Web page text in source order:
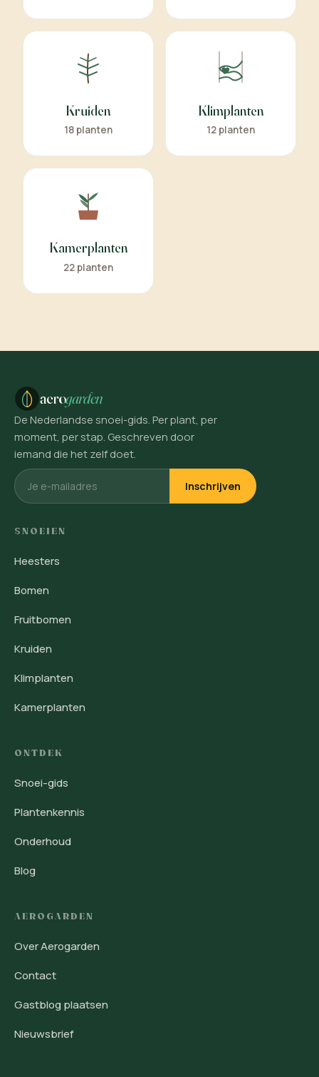
Kruiden
18 planten
Klimplanten
12 planten
Kamerplanten
22 planten
aerogarden
De Nederlandse snoei-gids. Per plant, per
moment, per stap. Geschreven door
iemand die het zelf doet.
Inschrijven
SNOEIEN
Heesters
Bomen
Fruitbomen
Kruiden
Klimplanten
Kamerplanten
ONTDEK
Snoei-gids
Plantenkennis
Onderhoud
Blog
AEROGARDEN
Over Aerogarden
Contact
Gastblog plaatsen
Nieuwsbrief